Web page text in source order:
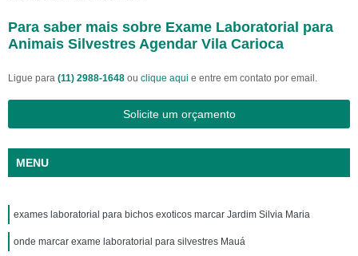
Para saber mais sobre Exame Laboratorial para
Animais Silvestres Agendar Vila Carioca
Ligue para (11) 2988-1648 ou clique aqui e entre em contato por email.
Solicite um orçamento
MENU
exames laboratorial para bichos exoticos marcar Jardim Silvia Maria
onde marcar exame laboratorial para silvestres Mauá